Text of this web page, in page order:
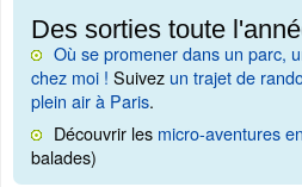
Des sorties toute
Où se promener dans un parc,
chez moi ! Suivez un trajet de
plein air à Paris.
Découvrir les micro-aventures
balades)